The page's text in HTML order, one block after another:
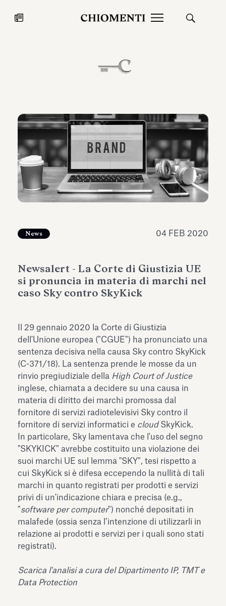
27 LUG 2026
dell’Antiquarium di Villa Albani
News 04 FEB 2020
Newsalert - La Corte di Giustizia UE
si pronuncia in materia di marchi nel
caso Sky contro SkyKick
Il 29 gennaio 2020 la Corte di Giustizia
dell'Unione europea ("CGUE") ha pronunciato una
sentenza decisiva nella causa Sky contro SkyKick
(C-371/18). La sentenza prende le mosse da un
rinvio pregiudiziale della High Court of Justice
inglese, chiamata a decidere su una causa in
materia di diritto dei marchi promossa dal
fornitore di servizi radiotelevisivi Sky contro il
fornitore di servizi informatici e cloudSkyKick.
In particolare, Sky lamentava che l'uso del segno
"SKYKICK" avrebbe costituito una violazione dei
suoi marchi UE sul lemma "SKY", tesi rispetto a
cui SkyKick si è difesa eccependo la nullità di tali
marchi in quanto registrati per prodotti e servizi
privi di un'indicazione chiara e precisa (e.g.,
"software per computer") nonché depositati in
malafede (ossia senza l’intenzione di utilizzarli in
relazione ai prodotti e servizi per i quali sono stati
registrati).
Scarica l'analisi a cura del Dipartimento IP, TMT e
Data Protection